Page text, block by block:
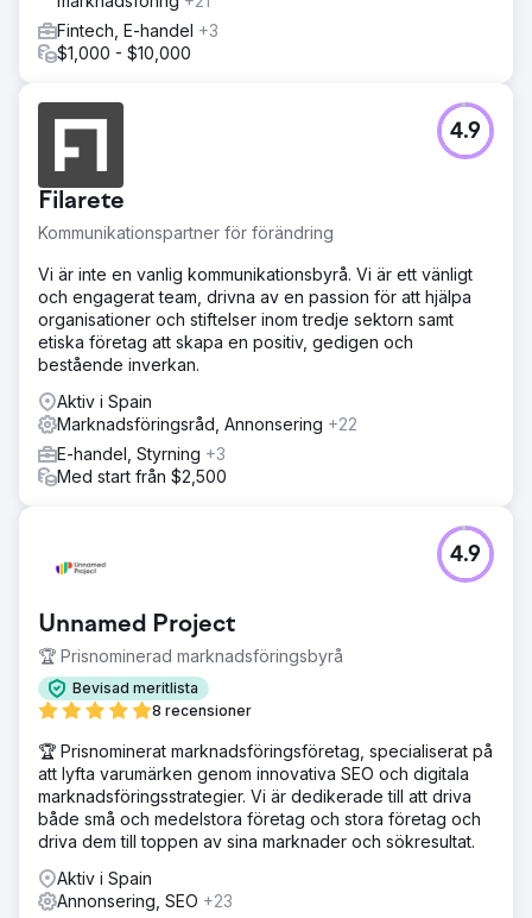
Fintech, E-handel +3
$1,000 - $10,000
Filarete
Kommunikationspartner för förändring
4.9
Vi är inte en vanlig kommunikationsbyrå. Vi är ett vänligt
och engagerat team, drivna av en passion för att hjälpa
organisationer och stiftelser inom tredje sektorn samt
etiska företag att skapa en positiv, gedigen och
bestående inverkan.
Aktiv i Spain
Marknadsföringsråd, Annonsering +22
E-handel, Styrning +3
Med start från $2,500
Unnamed Project
🏆 Prisnominerad marknadsföringsbyrå
Bevisad meritlista
8 recensioner
4.9
🏆 Prisnominerat marknadsföringsföretag, specialiserat på
att lyfta varumärken genom innovativa SEO och digitala
marknadsföringsstrategier. Vi är dedikerade till att driva
både små och medelstora företag och stora företag och
driva dem till toppen av sina marknader och sökresultat.
Aktiv i Spain
Annonsering, SEO +23